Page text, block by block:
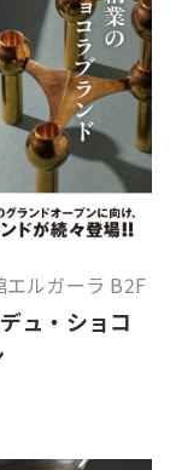
ルガーラ B2F
ュ・ショコ